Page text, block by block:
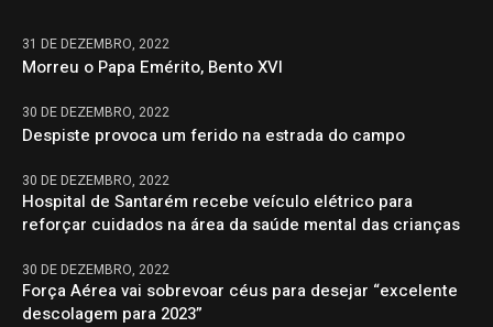
31 DE DEZEMBRO, 2022
Morreu o Papa Emérito, Bento XVI
30 DE DEZEMBRO, 2022
Despiste provoca um ferido na estrada do campo
30 DE DEZEMBRO, 2022
Hospital de Santarém recebe veículo elétrico para
reforçar cuidados na área da saúde mental das crianças
30 DE DEZEMBRO, 2022
Força Aérea vai sobrevoar céus para desejar “excelente
descolagem para 2023”